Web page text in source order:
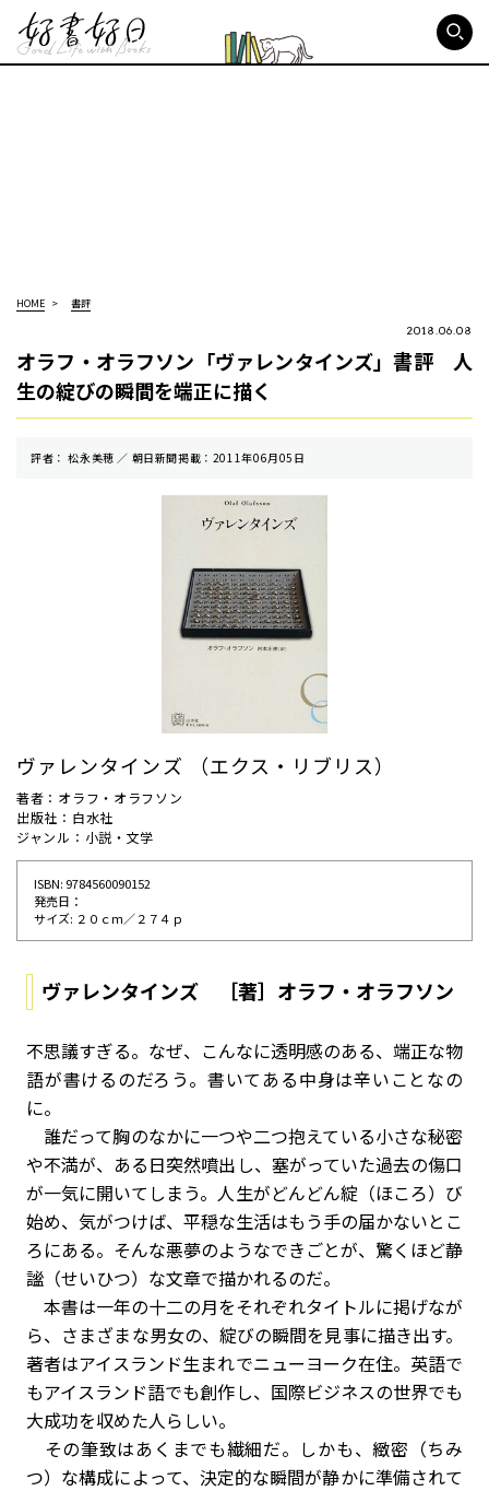
HOME 書評
2018.06.08
オラフ・オラフソン「ヴァレンタインズ」書評 人
生の綻びの瞬間を端正に描く
評者： 松永美穂 ／ 朝⽇新聞掲載：2011年06月05日
ヴァレンタインズ （エクス・リブリス）
著者：オラフ・オラフソン
出版社：白水社
ジャンル：小説・文学
ISBN: 9784560090152
発売⽇：
サイズ: ２０ｃｍ／２７４ｐ
ヴァレンタインズ ［著］オラフ・オラフソン
不思議すぎる。なぜ、こんなに透明感のある、端正な物
語が書けるのだろう。書いてある中身は辛いことなの
に。
誰だって胸のなかに一つや二つ抱えている小さな秘密
や不満が、ある日突然噴出し、塞がっていた過去の傷口
が一気に開いてしまう。人生がどんどん綻（ほころ）び
始め、気がつけば、平穏な生活はもう手の届かないとこ
ろにある。そんな悪夢のようなできごとが、驚くほど静
謐（せいひつ）な文章で描かれるのだ。
本書は一年の十二の月をそれぞれタイトルに掲げなが
ら、さまざまな男女の、綻びの瞬間を見事に描き出す。
著者はアイスランド生まれでニューヨーク在住。英語で
もアイスランド語でも創作し、国際ビジネスの世界でも
大成功を収めた人らしい。
その筆致はあくまでも繊細だ。しかも、緻密（ちみ
つ）な構成によって、決定的な瞬間が静かに準備されて